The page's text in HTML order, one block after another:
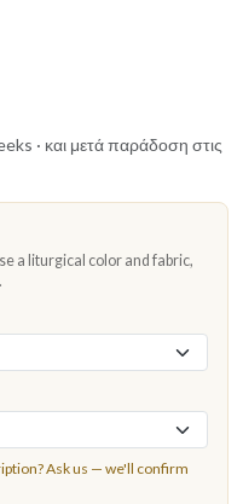
· και μετά παράδοση στις
a liturgical color and fabric,
Ask us — we'll confirm